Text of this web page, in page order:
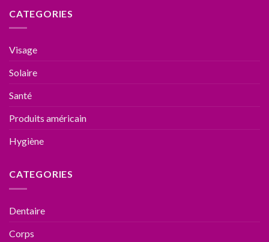
CATEGORIES
Visage
Solaire
Santé
Produits américain
Hygiène
CATEGORIES
Dentaire
Corps